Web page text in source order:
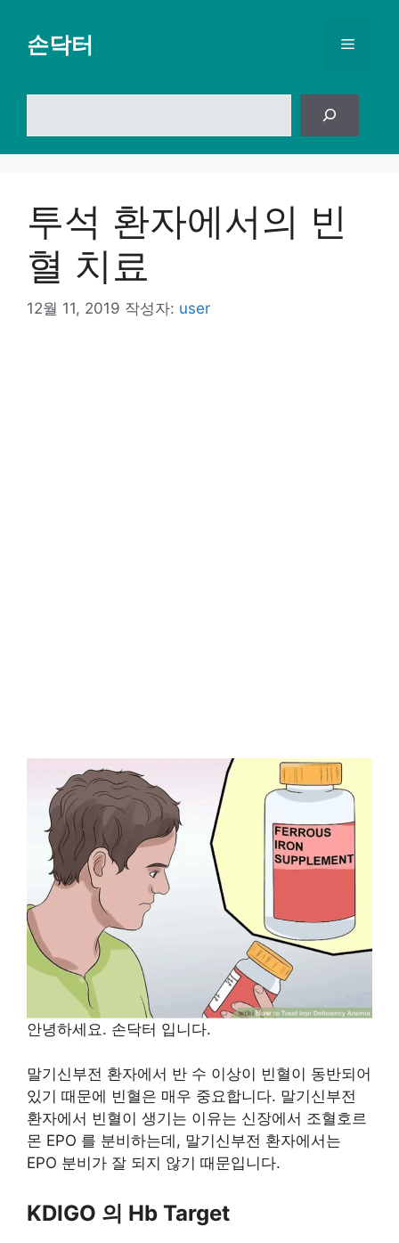
손닥터 메
뉴
투석 환자에서의 빈
혈 치료
12월 11, 2019 작성자: user
안녕하세요. 손닥터 입니다.
말기신부전 환자에서 반 수 이상이 빈혈이 동반되어
있기 때문에 빈혈은 매우 중요합니다. 말기신부전
환자에서 빈혈이 생기는 이유는 신장에서 조혈호르
몬 EPO 를 분비하는데, 말기신부전 환자에서는
EPO 분비가 잘 되지 않기 때문입니다.
KDIGO 의 Hb Target